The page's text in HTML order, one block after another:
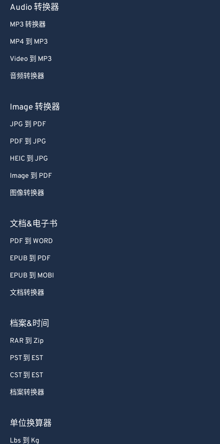
Audio 转换器
MP3 转换器
MP4 到 MP3
Video 到 MP3
音频转换器
Image 转换器
JPG 到 PDF
PDF 到 JPG
HEIC 到 JPG
Image 到 PDF
图像转换器
文档&电子书
PDF 到 WORD
EPUB 到 PDF
EPUB 到 MOBI
文档转换器
档案&时间
RAR 到 Zip
PST 到 EST
CST 到 EST
档案转换器
单位换算器
Lbs 到 Kg